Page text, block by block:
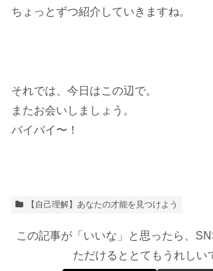
ちょっとずつ紹介していきますね。
それでは、今日はこの辺で。
またお会いしましょう。
バイバイ〜！
【自己理解】あなたの才能を見つけよう
この記事が「いいな」と思ったら、
ただけるととてもうれしい